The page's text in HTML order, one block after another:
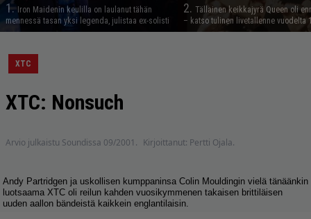
1. Iron Maidenin keulilla on laulanut tähän
mennessä tasan yksi legenda, julistaa ex-solisti
2. Tällainen keikkajyrä Queen oli
– katso tulinen livetallenne vuodelta
XTC
XTC: Nonsuch
Arvio julkaistu Soundissa 09/2001. Kirjoittanut: Pertti Ojala.
Andy Partridgen ja uskollisen kumppaninsa Colin Mouldingin vielä tänäänkin
luotsaama XTC oli reilun kahden vuosikymmenen takaisen brittiläisen
uuden aallon bändeistä kaikkein englantilaisin.